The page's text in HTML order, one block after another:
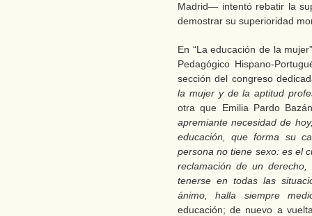
Madrid— intentó rebatir la
demostrar su superioridad
En “La educación de la
Pedagógico Hispano-
sección del congreso
la mujer y de la aptitud
otra que Emilia Pardo
apremiante necesidad de
educación, que forma su
persona no tiene sexo: es el
reclamación de un
tenerse en todas las
ánimo, halla siempre
educación; de nuevo a